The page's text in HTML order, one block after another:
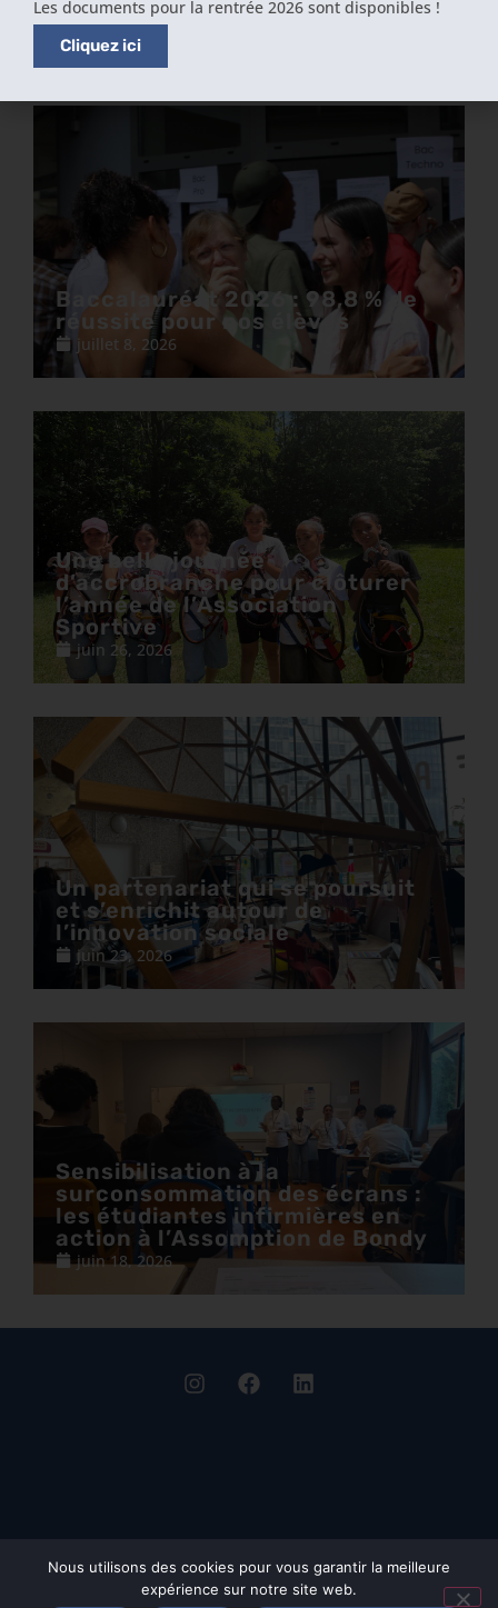
2026
juillet 13, 2026
Baccalauréat 2026 : 98,8 % de
réussite pour nos élèves
juillet 8, 2026
Une belle journée
d’accrobranche pour clôturer
l’année de l’Association
Sportive
juin 26, 2026
Un partenariat qui se poursuit
et s’enrichit autour de
l’innovation sociale
juin 23, 2026
Sensibilisation à la
surconsommation des écrans :
les étudiantes infirmières en
action à l’Assomption de Bondy
juin 18, 2026
Nous utilisons des cookies pour vous garantir la meilleure
expérience sur notre site web.
Les documents pour la rentrée 2026 sont disponibles !
Cliquez ici